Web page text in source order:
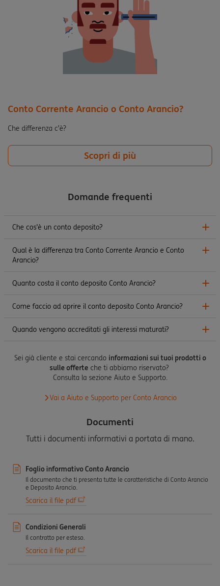
Conto Corrente Arancio o Conto Arancio?
Che differenza c’è?
Scopri di più
Domande frequenti
Che cos'è un conto deposito?
Qual è la differenza tra Conto Corrente Arancio e Conto
Arancio?
Quanto costa il conto deposito Conto Arancio?
Come faccio ad aprire il conto deposito Conto Arancio?
Quando vengono accreditati gli interessi maturati?
Sei già cliente e stai cercando informazioni sui tuoi prodotti o
sulle offerte che ti abbiamo riservato?
Consulta la sezione Aiuto e Supporto.
Vai a Aiuto e Supporto per Conto Arancio
Documenti
Tutti i documenti informativi a portata di mano.
Foglio informativo Conto Arancio
Il documento che ti presenta tutte le caratteristiche di Conto Arancio
e Deposito Arancio.
Scarica il file pdf
Condizioni Generali
Il contratto per esteso.
Scarica il file pdf